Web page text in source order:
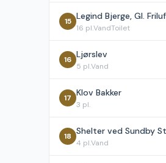
15 Legind Bjerge, Gl.
16 pl.VandToilet
16 Ljørslev
5 pl.Vand
17 Klov Bakker
3 pl.
18 Shelter ved Sundby
4 pl.Vand